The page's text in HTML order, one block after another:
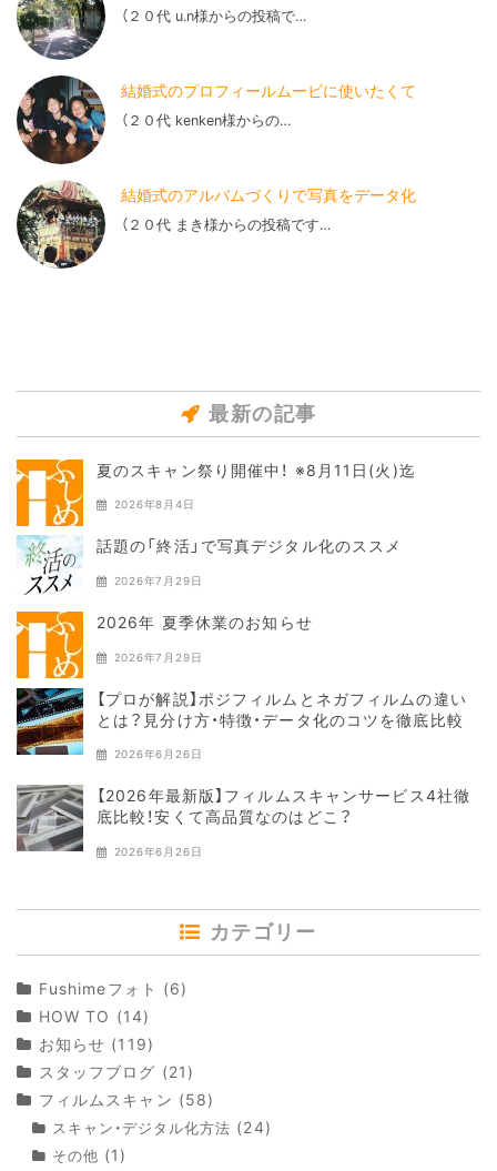
（２０代 u.n様からの投稿で…
結婚式のプロフィールムービに使いたくて
（２０代 kenken様からの…
結婚式のアルバムづくりで写真をデータ化
（２０代 まき様からの投稿です…
最新の記事
夏のスキャン祭り開催中！ ※8月11日(火)迄
2026年8月4日
話題の「終活」で写真デジタル化のススメ
2026年7月29日
2026年 夏季休業のお知らせ
2026年7月29日
【プロが解説】ポジフィルムとネガフィルムの違い
とは？見分け方・特徴・データ化のコツを徹底比較
2026年6月26日
【2026年最新版】フィルムスキャンサービス4社徹
底比較！安くて高品質なのはどこ？
2026年6月26日
カテゴリー
Fushimeフォト (6)
HOW TO (14)
お知らせ (119)
スタッフブログ (21)
フィルムスキャン (58)
スキャン・デジタル化方法 (24)
その他 (1)